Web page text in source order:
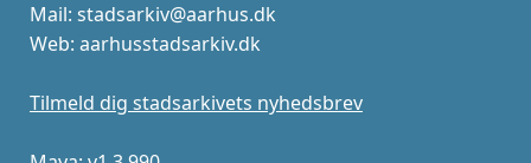
Mail: stadsarkiv@aarhus.dk
Web: aarhusstadsarkiv.dk
Tilmeld dig stadsarkivets nyhedsbrev